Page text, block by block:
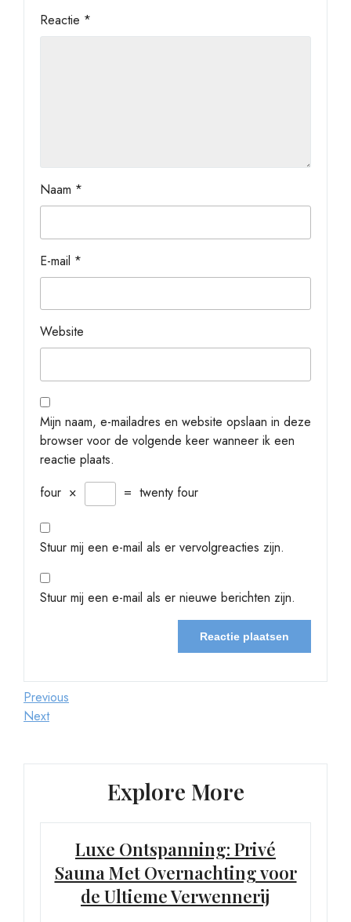
Reactie *
Naam *
E-mail *
Website
Mijn naam, e-mailadres en website opslaan in deze
browser voor de volgende keer wanneer ik een
reactie plaats.
four × = twenty four
Stuur mij een e-mail als er vervolgreacties zijn.
Stuur mij een e-mail als er nieuwe berichten zijn.
Berichtnavigatie
Previous
Post
Previous
Next
Next
Explore More
Luxe Ontspanning: Privé
Sauna Met Overnachting voor
de Ultieme Verwennerij